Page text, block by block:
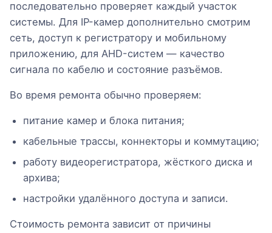
последовательно проверяет каждый участок
системы. Для IP-камер дополнительно смотрим
сеть, доступ к регистратору и мобильному
приложению, для AHD-систем — качество
сигнала по кабелю и состояние разъёмов.
Во время ремонта обычно проверяем:
питание камер и блока питания;
кабельные трассы, коннекторы и коммутацию;
работу видеорегистратора, жёсткого диска и
архива;
настройки удалённого доступа и записи.
Стоимость ремонта зависит от причины